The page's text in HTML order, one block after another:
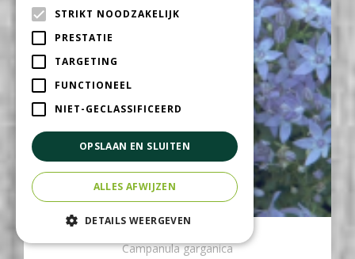
Campanula garganica
STRIKT NOODZAKELIJK
PRESTATIE
TARGETING
FUNCTIONEEL
NIET-GECLASSIFICEERD
OPSLAAN EN SLUITEN
ALLES AFWIJZEN
DETAILS WEERGEVEN